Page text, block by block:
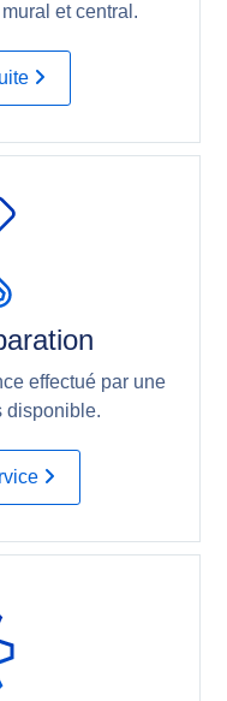
et central.
effectué par une
disponible.